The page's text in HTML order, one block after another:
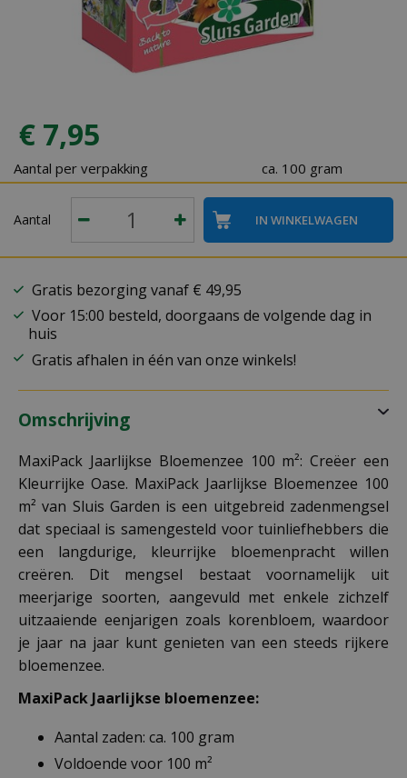
€ 7,95
Aantal per verpakking ca. 100 gram
Aantal
Gratis bezorging vanaf € 49,95
Voor 15:00 besteld, doorgaans de volgende dag in
huis
Gratis afhalen in één van onze winkels!
Omschrijving
MaxiPack Jaarlijkse Bloemenzee 100 m²: Creëer een
Kleurrijke Oase. MaxiPack Jaarlijkse Bloemenzee 100
m² van Sluis Garden is een uitgebreid zadenmengsel
dat speciaal is samengesteld voor tuinliefhebbers die
een langdurige, kleurrijke bloemenpracht willen
creëren. Dit mengsel bestaat voornamelijk uit
meerjarige soorten, aangevuld met enkele zichzelf
uitzaaiende eenjarigen zoals korenbloem, waardoor
je jaar na jaar kunt genieten van een steeds rijkere
bloemenzee.
MaxiPack Jaarlijkse bloemenzee:
Aantal zaden: ca. 100 gram
Voldoende voor 100 m²